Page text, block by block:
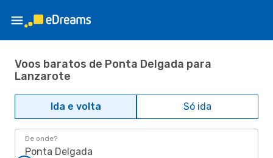
Voos baratos de Ponta Delgada para
Lanzarote
Ida e volta Só ida
De onde?
Ponta Delgada